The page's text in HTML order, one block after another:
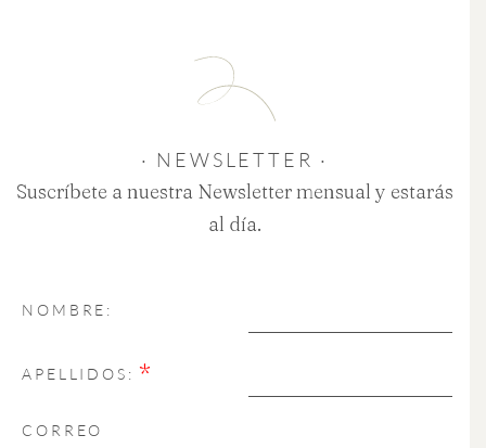
· NEWSLETTER ·
Suscríbete a nuestra Newsletter mensual y estarás
al día.
NOMBRE:
APELLIDOS: *
CORREO